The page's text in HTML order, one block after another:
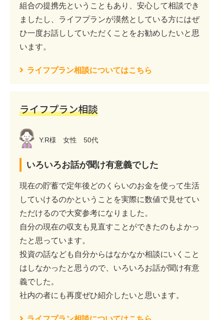
組合の提携先ということもあり、安心して相談でき
ましたし、ライフプランが漠然としている方にはぜ
ひ一度お話ししていただくことをお勧めしたいと思
います。
ライフプラン相談についてはこちら
ライフプラン相談
Y.R様 女性 50代
いろいろお話が聞け有意義でした
現在の貯蓄で定年後どのくらいのお金を使って生活
していけるのかということを実際に数値で見せてい
ただけるので大変参考になりました。
自分の現在の収支も見直すことができたのもよかっ
たと思っています。
投資の話なども自分からはなかなか相談にいくこと
はしなかったと思うので、いろいろお話が聞け有意
義でした。
社内の者にも再度ぜひ紹介したいと思います。